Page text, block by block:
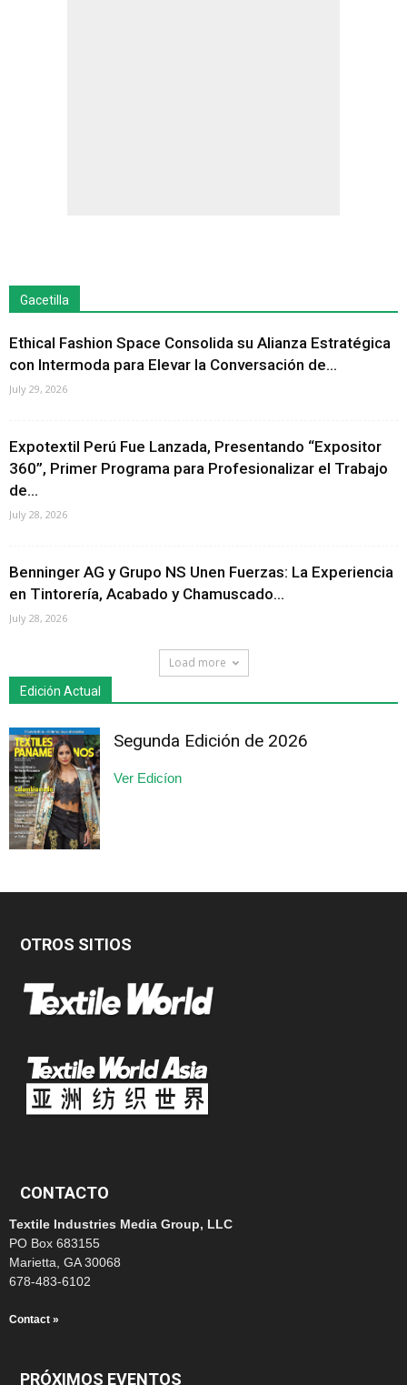
Gacetilla
Ethical Fashion Space Consolida su Alianza Estratégica
con Intermoda para Elevar la Conversación de...
July 29, 2026
Expotextil Perú Fue Lanzada, Presentando “Expositor
360”, Primer Programa para Profesionalizar el Trabajo
de...
July 28, 2026
Benninger AG y Grupo NS Unen Fuerzas: La Experiencia
en Tintorería, Acabado y Chamuscado...
July 28, 2026
Load more
Edición Actual
Segunda Edición de 2026
Ver Edicíon
OTROS SITIOS
CONTACTO
Textile Industries Media Group, LLC
PO Box 683155
Marietta, GA 30068
678-483-6102
Contact »
PRÓXIMOS EVENTOS